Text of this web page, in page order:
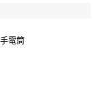
電筒